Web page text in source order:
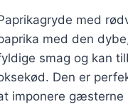
med
med den
smag og kan
Den er
imponere gæsterne